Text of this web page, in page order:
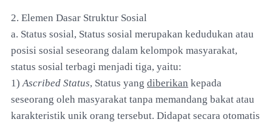
2. Elemen Dasar Struktur Sosial
a. Status sosial, Status sosial merupakan kedudukan atau
posisi sosial seseorang dalam kelompok masyarakat,
status sosial terbagi menjadi tiga, yaitu:
1)Ascribed Status, Status yang diberikan kepada
seseorang oleh masyarakat tanpa memandang bakat atau
karakteristik unik orang tersebut. Didapat secara otomatis